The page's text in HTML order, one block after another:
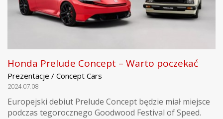
Honda Prelude Concept – Warto poczekać
Prezentacje / Concept Cars
2024.07.08
Europejski debiut Prelude Concept będzie miał miejsce
podczas tegorocznego Goodwood Festival of Speed.